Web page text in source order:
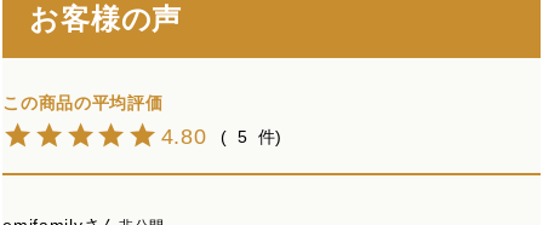
お客様の声
4.80 5